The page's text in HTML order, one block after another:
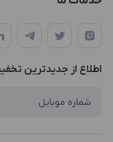
طبقه3
لیست محصولات
درباره ما
چاپ و حکاکی
طراحی سه بعدی
اطلاع از جدیدترین